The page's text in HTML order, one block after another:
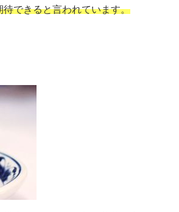
できると言われています。